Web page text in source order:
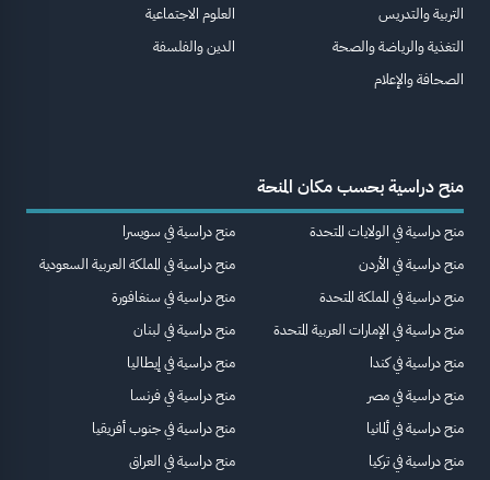
التربية والتدريس
التغذية والرياضة والصحة
الصحافة والإعلام
العلوم الاجتماعية
الدين والفلسفة
منح دراسية بحسب مكان المنحة
منح دراسية في الولايات المتحدة
منح دراسية في الأردن
منح دراسية في المملكة المتحدة
منح دراسية في الإمارات العربية المتحدة
منح دراسية في كندا
منح دراسية في مصر
منح دراسية في ألمانيا
منح دراسية في تركيا
منح دراسية في سويسرا
منح دراسية في المملكة العربية السعودية
منح دراسية في سنغافورة
منح دراسية في لبنان
منح دراسية في إيطاليا
منح دراسية في فرنسا
منح دراسية في جنوب أفريقيا
منح دراسية في العراق